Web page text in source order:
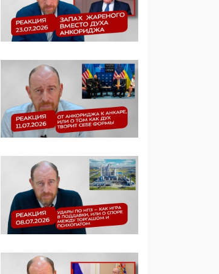
Симулякр патриотизма
и благолепия:
профилактика негатива
среди молодежи снова
отдана на откуп
«движперам»
03:35, 25 Апреля 2026
120 лет
парламентаризма: как
народовластия
превратился в «чего
изволите» для
Правительства и АП
06:29, 15 Апреля 2026
России – пионер
жесткого внедрения